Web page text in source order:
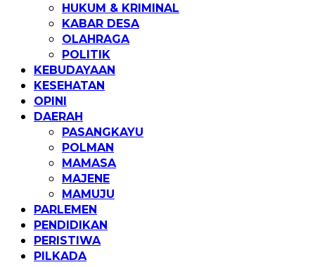
HUKUM & KRIMINAL
KABAR DESA
OLAHRAGA
POLITIK
KEBUDAYAAN
KESEHATAN
OPINI
DAERAH
PASANGKAYU
POLMAN
MAMASA
MAJENE
MAMUJU
PARLEMEN
PENDIDIKAN
PERISTIWA
PILKADA